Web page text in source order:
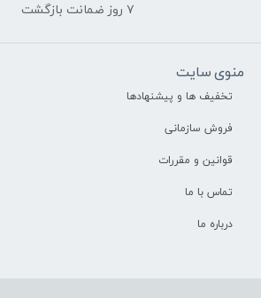
۷ روز ضمانت بازگشت
منوی سایت
تخفیف ها و پیشنهادها
فروش سازمانی
قوانین و مقررات
تماس با ما
درباره ما